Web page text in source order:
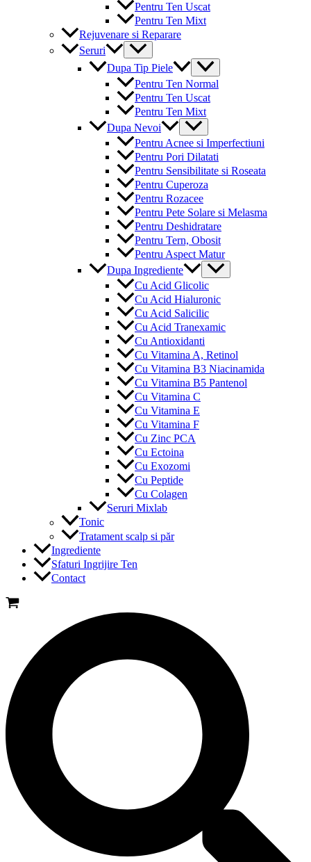
Pentru Ten Uscat
Pentru Ten Mixt
Rejuvenare si Reparare
Seruri
Menu
Toggle
Dupa Tip Piele
Menu
Toggle
Pentru Ten Normal
Pentru Ten Uscat
Pentru Ten Mixt
Dupa Nevoi
Menu
Toggle
Pentru Acnee si Imperfectiuni
Pentru Pori Dilatati
Pentru Sensibilitate si Roseata
Pentru Cuperoza
Pentru Rozacee
Pentru Pete Solare si Melasma
Pentru Deshidratare
Pentru Tern, Obosit
Pentru Aspect Matur
Dupa Ingrediente
Menu
Toggle
Cu Acid Glicolic
Cu Acid Hialuronic
Cu Acid Salicilic
Cu Acid Tranexamic
Cu Antioxidanti
Cu Vitamina A, Retinol
Cu Vitamina B3 Niacinamida
Cu Vitamina B5 Pantenol
Cu Vitamina C
Cu Vitamina E
Cu Vitamina F
Cu Zinc PCA
Cu Ectoina
Cu Exozomi
Cu Peptide
Cu Colagen
Seruri Mixlab
Tonic
Tratament scalp si păr
Ingrediente
Sfaturi Ingrijire Ten
Contact